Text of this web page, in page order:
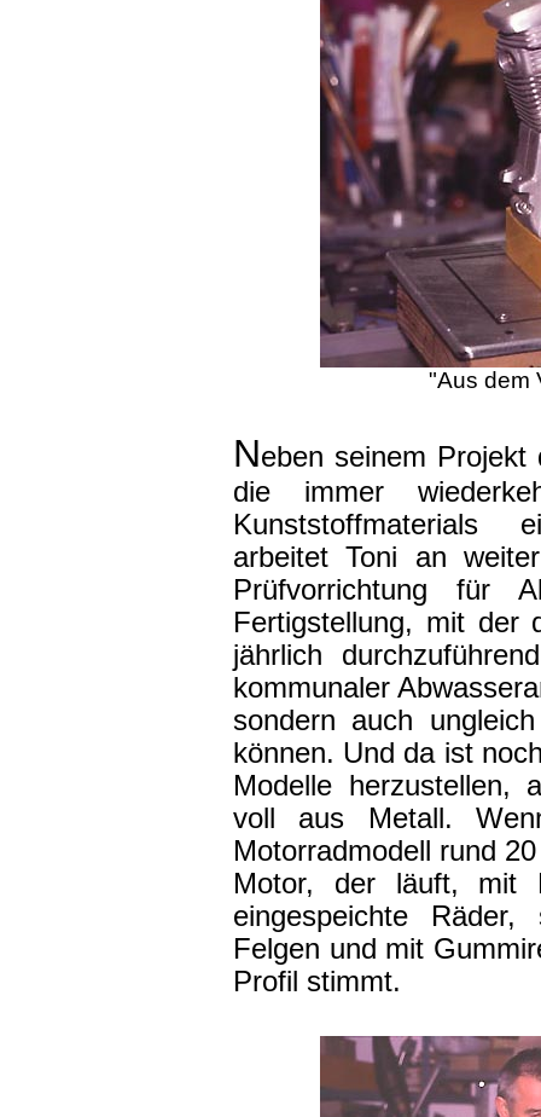
"Aus dem
Neben seinem
die immer
Kunststoffmaterials
arbeitet Toni an
Prüfvorrichtung für
Fertigstellung, mit der
jährlich
kommunaler
sondern auch
können. Und da ist
Modelle herzustellen,
voll aus Metall.
Motorradmodell rund
Motor, der läuft, mit
eingespeichte Räder,
Felgen und mit
Profil stimmt.